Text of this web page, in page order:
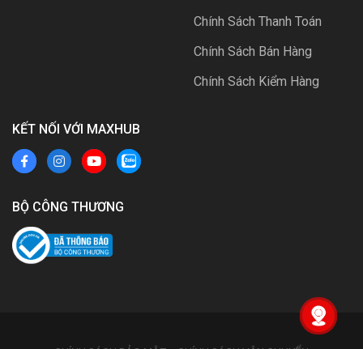
Chính Sách Thanh Toán
Chính Sách Bán Hàng
Chính Sách Kiểm Hàng
KẾT NỐI VỚI MAXHUB
BỘ CÔNG THƯƠNG